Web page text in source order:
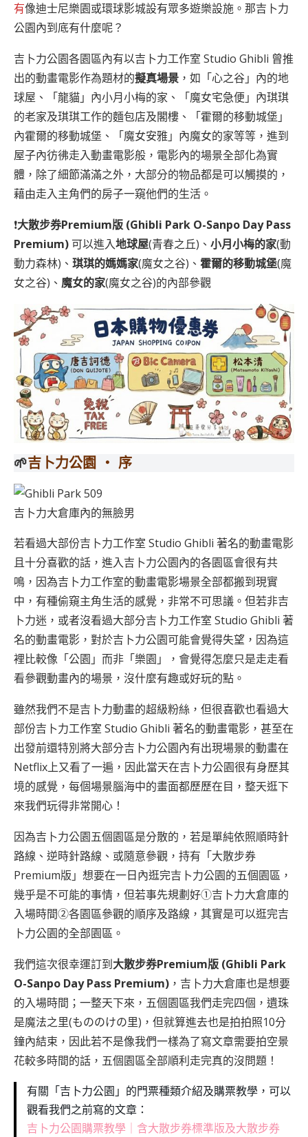
有像迪士尼樂園或環球影城設有眾多遊樂設施。那吉卜力
公園內到底有什麼呢？
吉卜力公園各園區內有以吉卜力工作室 Studio Ghibli 曾推
出的動畫電影作為題材的擬真場景 ，如「心之谷」內的地
球屋、「龍貓」內小月小梅的家、「魔女宅急便」內琪琪
的老家及琪琪工作的麵包店及閣樓、「霍爾的移動城堡」
內霍爾的移動城堡、「魔女安雅」內魔女的家等等，進到
屋子內彷彿走入動畫電影般，電影內的場景全部化為實
體，除了細節滿滿之外，大部分的物品都是可以觸摸的，
藉由走入主角們的房子一窺他們的生活。
❗大散步券Premium版 (Ghibli Park O-Sanpo Day Pass
Premium) 可以進入地球屋(青春之丘)、 小月小梅的家(動
動力森林)、 琪琪的媽媽家(魔女之谷)、 霍爾的移動城堡(魔
女之谷)、 魔女的家(魔女之谷)的內部參觀
🌱吉卜力公園 ‧ 序
吉卜力大倉庫內的無臉男
若看過大部份吉卜力工作室 Studio Ghibli 著名的動畫電影
且十分喜歡的話，進入吉卜力公園內的各園區會很有共
鳴，因為吉卜力工作室的動畫電影場景全部都搬到現實
中，有種偷窺主角生活的感覺，非常不可思議。但若非吉
卜力迷，或者沒看過大部分吉卜力工作室 Studio Ghibli 著
名的動畫電影，對於吉卜力公園可能會覺得失望，因為這
裡比較像「公園」而非「樂園」，會覺得怎麼只是走走看
看參觀動畫內的場景，沒什麼有趣或好玩的點。
雖然我們不是吉卜力動畫的超級粉絲，但很喜歡也看過大
部份吉卜力工作室 Studio Ghibli 著名的動畫電影，甚至在
出發前還特別將大部分吉卜力公園內有出現場景的動畫在
Netflix上又看了一遍，因此當天在吉卜力公園很有身歷其
境的感覺，每個場景腦海中的畫面都歷歷在目，整天逛下
來我們玩得非常開心！
因為吉卜力公園五個園區是分散的，若是單純依照順時針
路線、逆時針路線、或隨意參觀，持有「大散步券
Premium版」想要在一日內逛完吉卜力公園的五個園區，
幾乎是不可能的事情，但若事先規劃好①吉卜力大倉庫的
入場時間②各園區參觀的順序及路線，其實是可以逛完吉
卜力公園的全部園區。
我們這次很幸運訂到大散步券Premium版 (Ghibli Park
O-Sanpo Day Pass Premium) ，吉卜力大倉庫也是想要
的入場時間；一整天下來，五個園區我們走完四個，遺珠
是魔法之里(もののけの里)，但就算進去也是拍拍照10分
鐘內結束，因此若不是像我們一樣為了寫文章需要拍空景
花較多時間的話，五個園區全部順利走完真的沒問題！
有關「吉卜力公園」的門票種類介紹及購票教學，可以
觀看我們之前寫的文章：
吉卜力公園購票教學｜含大散步券標準版及大散步券